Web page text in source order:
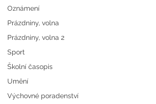
Oznámení
Prázdniny, volna
Prázdniny, volna 2
Sport
Školní časopis
Umění
Výchovné poradenství